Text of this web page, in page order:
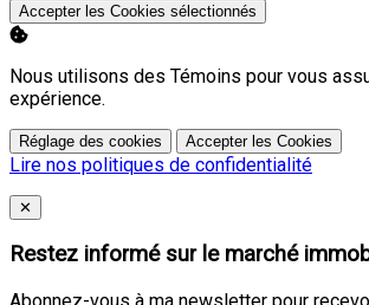
Accepter les Cookies sélectionnés
Nous utilisons des Témoins pour vous
expérience.
Réglage des cookies Accepter les Cookies
Lire nos politiques de confidentialité
Close
✕
Restez informé sur le marché